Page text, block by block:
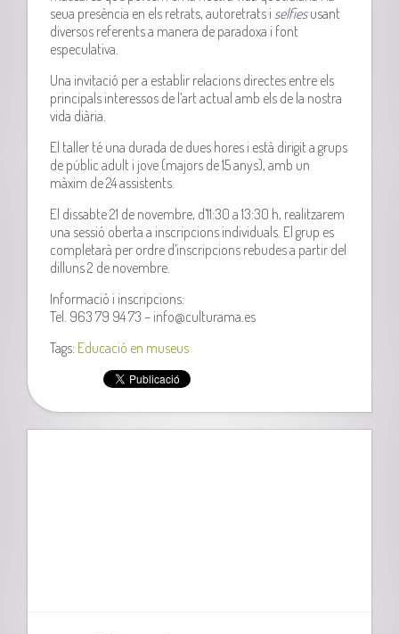
seua presència en els retrats, autoretrats i selfiesusant
diversos referents a manera de paradoxa i font
especulativa.
Una invitació per a establir relacions directes entre els
principals interessos de l’art actual amb els de la nostra
vida diària.
El taller té una durada de dues hores i està dirigit a grups
de públic adult i jove (majors de 15 anys), amb un
màxim de 24 assistents.
El dissabte 21 de novembre, d’11:30 a 13:30 h, realitzarem
una sessió oberta a inscripcions individuals. El grup es
completarà per ordre d’inscripcions rebudes a partir del
dilluns 2 de novembre.
Informació i inscripcions:
Tel. 963 79 94 73 – info@culturama.es
Tags: Educació en museus